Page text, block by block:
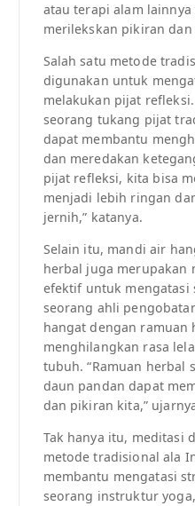
atau terapi alam
merilekskan pikiran
Salah satu metode
digunakan untuk
melakukan pijat
seorang tukang pijat
dapat membantu
dan meredakan
pijat refleksi, kita bisa
menjadi lebih ringan
jernih,” katanya.
Selain itu, mandi air
herbal juga merupakan
efektif untuk mengatasi
seorang ahli
hangat dengan ramuan
menghilangkan rasa
tubuh. “Ramuan herbal
daun pandan dapat
dan pikiran kita,”
Tak hanya itu, meditasi
metode tradisional ala
membantu mengatasi
seorang instruktur